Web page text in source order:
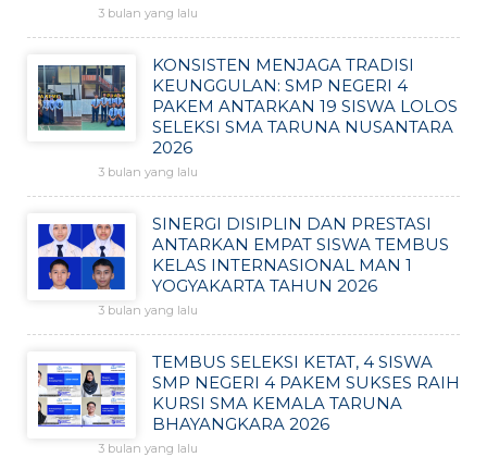
3 bulan yang lalu
KONSISTEN MENJAGA TRADISI
KEUNGGULAN: SMP NEGERI 4
PAKEM ANTARKAN 19 SISWA LOLOS
SELEKSI SMA TARUNA NUSANTARA
2026
3 bulan yang lalu
SINERGI DISIPLIN DAN PRESTASI
ANTARKAN EMPAT SISWA TEMBUS
KELAS INTERNASIONAL MAN 1
YOGYAKARTA TAHUN 2026
3 bulan yang lalu
TEMBUS SELEKSI KETAT, 4 SISWA
SMP NEGERI 4 PAKEM SUKSES RAIH
KURSI SMA KEMALA TARUNA
BHAYANGKARA 2026
3 bulan yang lalu